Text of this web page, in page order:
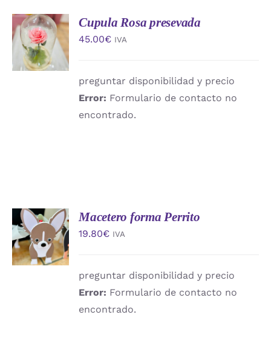
AÑADIR
AL
CARRITO
/
DETALLES
Cupula Rosa presevada
45.00€ IVA
preguntar disponibilidad y precio
Error: Formulario de contacto no
encontrado.
AÑADIR
AL
CARRITO
DETALLES
Macetero forma Perrito
19.80€ IVA
preguntar disponibilidad y precio
Error: Formulario de contacto no
encontrado.